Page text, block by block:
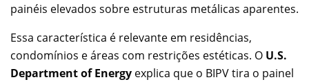
painéis elevados sobre estruturas metálicas aparentes.
Essa característica é relevante em residências,
condomínios e áreas com restrições estéticas. O U.S.
Department of Energy explica que o BIPV tira o painel